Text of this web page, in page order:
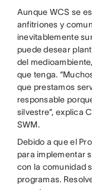
Aunque WCS se
anfitriones y
inevitablemente
puede desear
del
que tenga.
que prestamos
responsable
silvestre”, explica
SWM.
Debido a que el
para implementar
con la comunidad
programas.